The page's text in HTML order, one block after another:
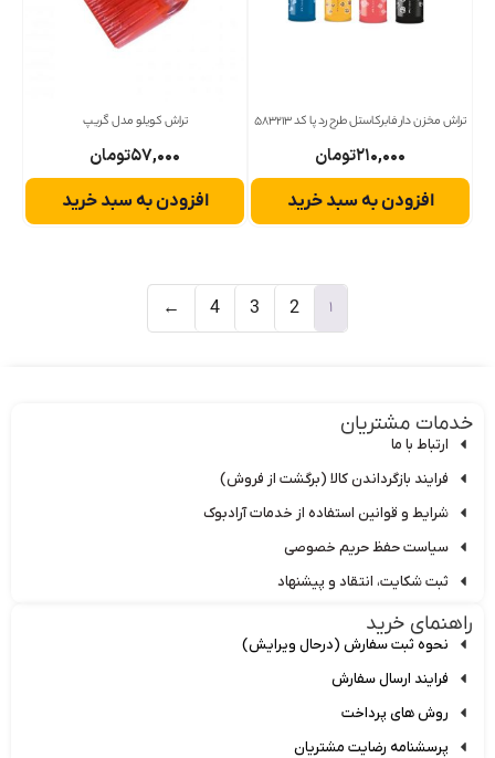
تراش مخزن دار فابرکاستل طرح رد پا کد 583213
۲۱۰,۰۰۰تومان
افزودن به سبد خرید
تراش کویلو مدل گریپ
۵۷,۰۰۰تومان
افزودن به سبد خرید
خدمات مشتریان
ارتباط با ما
فرایند بازگرداندن کالا (برگشت از فروش)
شرایط و قوانین استفاده از خدمات آرادبوک
سیاست حفظ حریم خصوصی
ثبت شکایت، انتقاد و پیشنهاد
راهنمای خرید
نحوه ثبت سفارش (درحال ویرایش)
فرایند ارسال سفارش
روش های پرداخت
پرسشنامه رضایت مشتریان